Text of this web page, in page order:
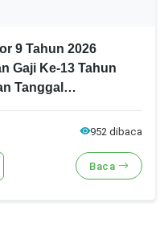
9 Tahun 2026
Gaji Ke-13 Tahun
Tanggal
952 dibaca
Baca